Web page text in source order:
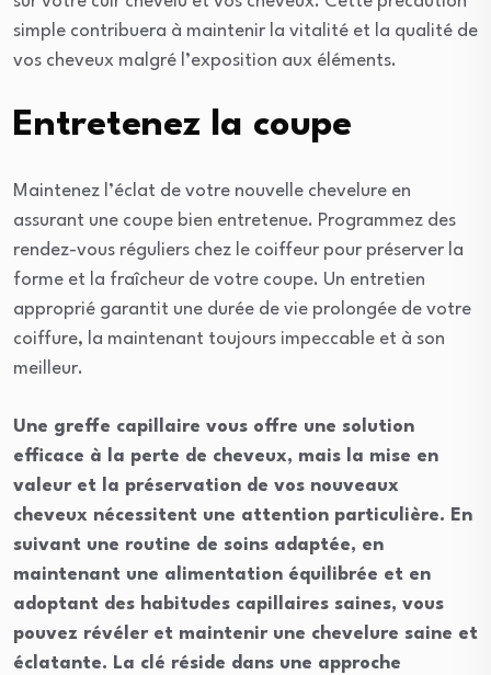
simple contribuera à maintenir la vitalité et la qualité de
vos cheveux malgré l’exposition aux éléments.
Entretenez la coupe
Maintenez l’éclat de votre nouvelle chevelure en
assurant une coupe bien entretenue. Programmez des
rendez-vous réguliers chez le coiffeur pour préserver la
forme et la fraîcheur de votre coupe. Un entretien
approprié garantit une durée de vie prolongée de votre
coiffure, la maintenant toujours impeccable et à son
meilleur.
Une greffe capillaire vous offre une solution
efficace à la perte de cheveux, mais la mise en
valeur et la préservation de vos nouveaux
cheveux nécessitent une attention particulière. En
suivant une routine de soins adaptée, en
maintenant une alimentation équilibrée et en
adoptant des habitudes capillaires saines, vous
pouvez révéler et maintenir une chevelure saine et
éclatante. La clé réside dans une approche